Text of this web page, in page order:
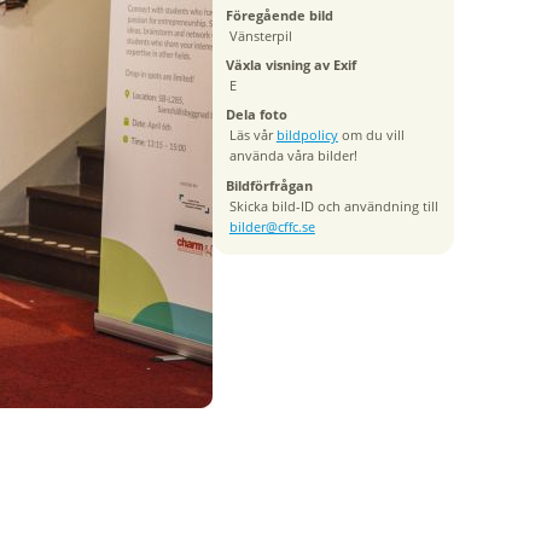
Föregående bild
Vänsterpil
Växla visning av Exif
E
Dela foto
Läs vår bildpolicyom du vill
använda våra bilder!
Bildförfrågan
Skicka bild-ID och användning till
bilder@cffc.se